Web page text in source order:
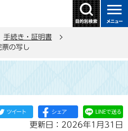
手続き・証明書
票の写し
更新日：2026年1月31日